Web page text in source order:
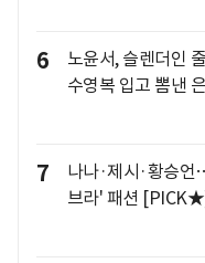
6
노윤서, 슬렌더인
수영복 입고 뽐낸
7
나나·제시·황승
브라' 패션